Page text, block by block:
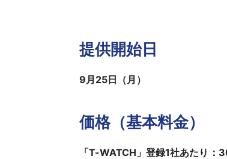
提供開始日
9月25日（月）
価格（基本料金）
「T-WATCH」登録1社あたり：